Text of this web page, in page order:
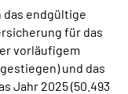
endgültige
für das
vorläufigem
und das
Jahr 2025 (50.493